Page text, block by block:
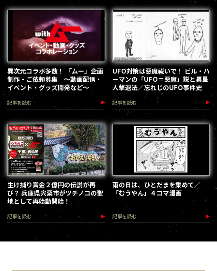
異次元コラボ多数！ 「ムー」企画
制作・ご依頼募集 ～動画配信・
イベント・グッズ開発など～
記事を読む
UFO対策は悪魔祓いで！ ビル・ハ
ーマンの「UFO＝悪魔」説と異星
人撃退法／忘れじのUFO事件史
記事を読む
生け捕り賞金２億円の伝説が再
び？ 兵庫県宍粟市がツチノコの聖
地として再始動開始！
記事を読む
雨の日は、ひとだまを集めて／
「むうやん」４コマ漫画
記事を読む